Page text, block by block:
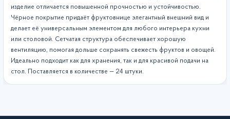
изделие отличается повышенной прочностью и устойчивостью.
Чёрное покрытие придаёт фруктовнице элегантный внешний вид и
делает её универсальным элементом для любого интерьера кухни
или столовой. Сетчатая структура обеспечивает хорошую
вентиляцию, помогая дольше сохранять свежесть фруктов и овощей.
Идеально подходит как для хранения, так и для красивой подачи на
стол. Поставляется в количестве — 24 штуки.